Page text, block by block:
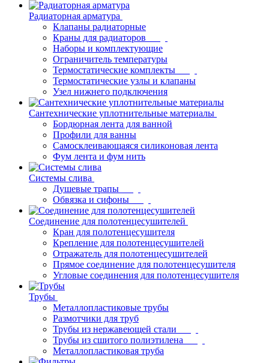
Радиаторная арматура
Клапаны радиаторные
Краны для радиаторов
Наборы и комплектующие
Ограничитель температуры
Термостатические комплекты
Термостатические узлы и клапаны
Узел нижнего подключения
Сантехнические уплотнительные материалы
Бордюрная лента для ванной
Профили для ванны
Самосклеивающаяся силиконовая лента
Фум лента и фум нить
Системы слива
Душевые трапы
Обвязка и сифоны
Соединение для полотенцесушителей
Кран для полотенцесушителя
Крепление для полотенцесушителей
Отражатель для полотенцесушителей
Прямое соединение для полотенцесушителя
Угловые соединения для полотенцесушителя
Трубы
Металлопластиковые трубы
Размотчики для труб
Трубы из нержавеющей стали
Трубы из сшитого полиэтилена
Металлопластиковая труба